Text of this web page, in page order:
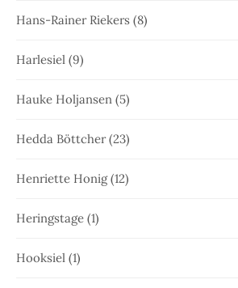
Hans-Rainer Riekers (8)
Harlesiel (9)
Hauke Holjansen (5)
Hedda Böttcher(23)
Henriette Honig(12)
Heringstage (1)
Hooksiel (1)